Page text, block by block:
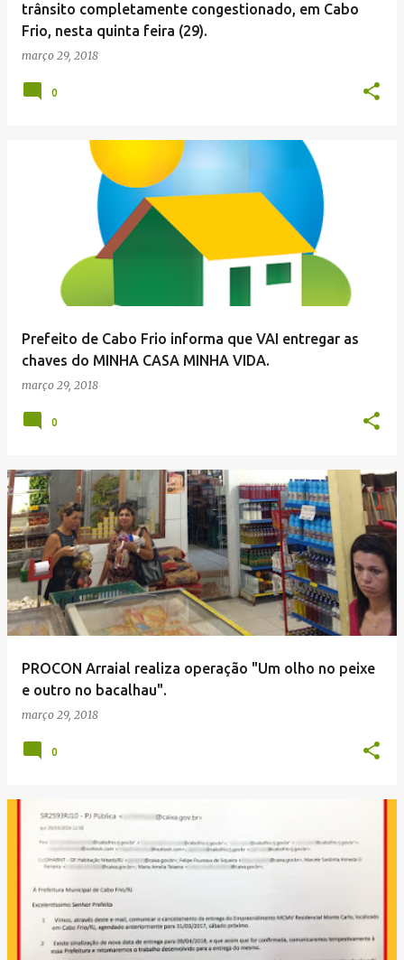
trânsito completamente congestionado, em Cabo
Frio, nesta quinta feira (29).
março 29, 2018
0
Prefeito de Cabo Frio informa que VAI entregar as
chaves do MINHA CASA MINHA VIDA.
março 29, 2018
0
PROCON Arraial realiza operação "Um olho no peixe
e outro no bacalhau".
março 29, 2018
0